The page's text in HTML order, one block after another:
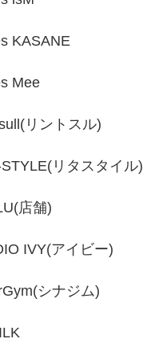
KASANE
Mee
リントスル)
リタスタイル)
店舗)
IVY(アイビー)
シナジム)